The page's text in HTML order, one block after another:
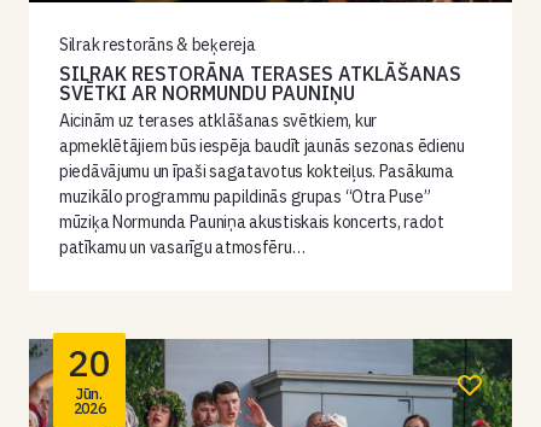
Silrak restorāns & beķereja
SILRAK RESTORĀNA TERASES ATKLĀŠANAS
SVĒTKI AR NORMUNDU PAUNIŅU
Aicinām uz terases atklāšanas svētkiem, kur
apmeklētājiem būs iespēja baudīt jaunās sezonas ēdienu
piedāvājumu un īpaši sagatavotus kokteiļus. Pasākuma
muzikālo programmu papildinās grupas “Otra Puse”
mūziķa Normunda Pauniņa akustiskais koncerts, radot
patīkamu un vasarīgu atmosfēru…
20
Jūn.
2026